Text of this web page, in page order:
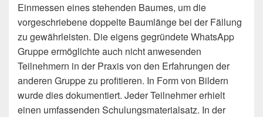
Einmessen eines stehenden Baumes, um die
vorgeschriebene doppelte Baumlänge bei der Fällung
zu gewährleisten. Die eigens gegründete WhatsApp
Gruppe ermöglichte auch nicht anwesenden
Teilnehmern in der Praxis von den Erfahrungen der
anderen Gruppe zu profitieren. In Form von Bildern
wurde dies dokumentiert. Jeder Teilnehmer erhielt
einen umfassenden Schulungsmaterialsatz. In der